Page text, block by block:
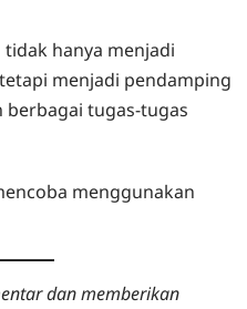
tidak hanya menjadi
menjadi pendamping
tugas-tugas
menggunakan
dan memberikan